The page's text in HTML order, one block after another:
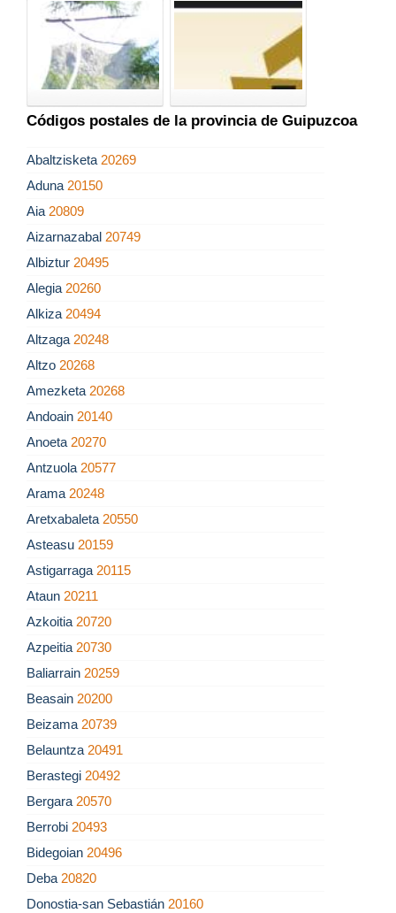
Códigos postales de la provincia de Guipuzcoa
Abaltzisketa 20269
Aduna 20150
Aia 20809
Aizarnazabal 20749
Albiztur 20495
Alegia 20260
Alkiza 20494
Altzaga 20248
Altzo 20268
Amezketa 20268
Andoain 20140
Anoeta 20270
Antzuola 20577
Arama 20248
Aretxabaleta 20550
Asteasu 20159
Astigarraga 20115
Ataun 20211
Azkoitia 20720
Azpeitia 20730
Baliarrain 20259
Beasain 20200
Beizama 20739
Belauntza 20491
Berastegi 20492
Bergara 20570
Berrobi 20493
Bidegoian 20496
Deba 20820
Donostia-san Sebastián 20160